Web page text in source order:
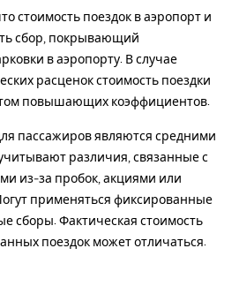
стоимость поездок в аэропорт и
сбор, покрывающий
в аэропорту. В случае
расценок стоимость поездки
повышающих коэффициентов.
пассажиров являются средними
различия, связанные с
из-за пробок, акциями или
применяться фиксированные
сборы. Фактическая стоимость
поездок может отличаться.